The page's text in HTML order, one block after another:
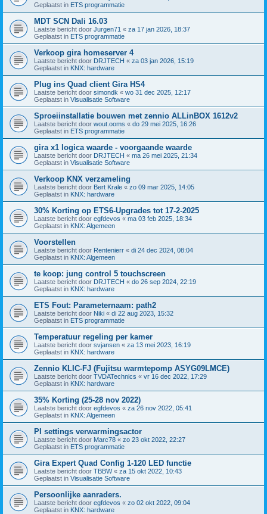
Geplaatst in ETS programmatie
MDT SCN Dali 16.03
Laatste bericht door Jurgen71 « za 17 jan 2026, 18:37
Geplaatst in ETS programmatie
Verkoop gira homeserver 4
Laatste bericht door DRJTECH « za 03 jan 2026, 15:19
Geplaatst in KNX: hardware
Plug ins Quad client Gira HS4
Laatste bericht door simondk « wo 31 dec 2025, 12:17
Geplaatst in Visualisatie Software
Sproeiinstallatie bouwen met zennio ALLinBOX 1612v2
Laatste bericht door wout.ooms « do 29 mei 2025, 16:26
Geplaatst in ETS programmatie
gira x1 logica waarde - voorgaande waarde
Laatste bericht door DRJTECH « ma 26 mei 2025, 21:34
Geplaatst in Visualisatie Software
Verkoop KNX verzameling
Laatste bericht door Bert Krale « zo 09 mar 2025, 14:05
Geplaatst in KNX: hardware
30% Korting op ETS6-Upgrades tot 17-2-2025
Laatste bericht door egfdevos « ma 03 feb 2025, 18:34
Geplaatst in KNX: Algemeen
Voorstellen
Laatste bericht door Rentenierr « di 24 dec 2024, 08:04
Geplaatst in KNX: Algemeen
te koop: jung control 5 touchscreen
Laatste bericht door DRJTECH « do 26 sep 2024, 22:19
Geplaatst in KNX: hardware
ETS Fout: Parameternaam: path2
Laatste bericht door Niki « di 22 aug 2023, 15:32
Geplaatst in ETS programmatie
Temperatuur regeling per kamer
Laatste bericht door svjansen « za 13 mei 2023, 16:19
Geplaatst in KNX: hardware
Zennio KLIC-FJ (Fujitsu warmtepomp ASYG09LMCE)
Laatste bericht door TVDATechnics « vr 16 dec 2022, 17:29
Geplaatst in KNX: hardware
35% Korting (25-28 nov 2022)
Laatste bericht door egfdevos « za 26 nov 2022, 05:41
Geplaatst in KNX: Algemeen
PI settings verwarmingsactor
Laatste bericht door Marc78 « zo 23 okt 2022, 22:27
Geplaatst in ETS programmatie
Gira Expert Quad Config 1-120 LED functie
Laatste bericht door TBBW« za 15 okt 2022, 10:43
Geplaatst in Visualisatie Software
Persoonlijke aanraders.
Laatste bericht door egfdevos « zo 02 okt 2022, 09:04
Geplaatst in KNX: hardware